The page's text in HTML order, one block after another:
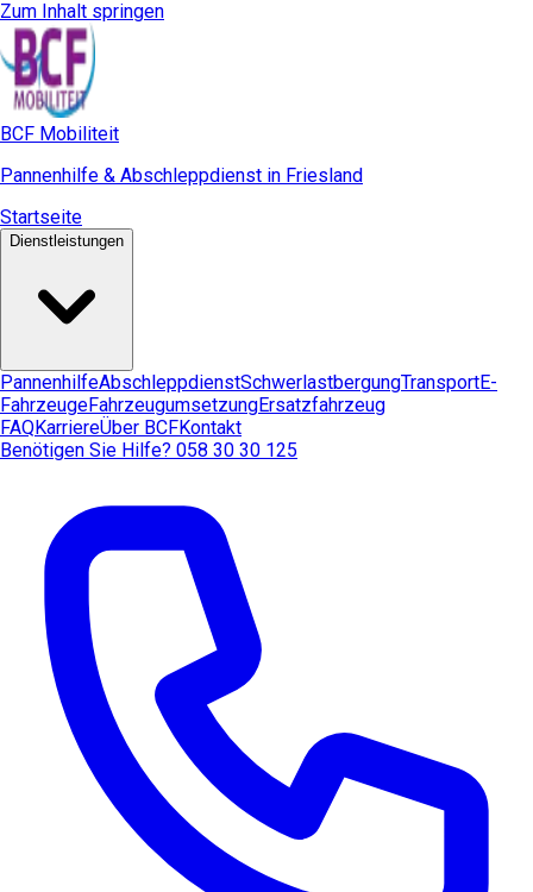
Zum Inhalt springen
BCF Mobiliteit
Pannenhilfe & Abschleppdienst in Friesland
Startseite
Dienstleistungen
PannenhilfeAbschleppdienstSchwerlastbergungTransportE-
FahrzeugeFahrzeugumsetzungErsatzfahrzeug
FAQKarriereÜber BCFKontakt
Benötigen Sie Hilfe? 058 30 30 125